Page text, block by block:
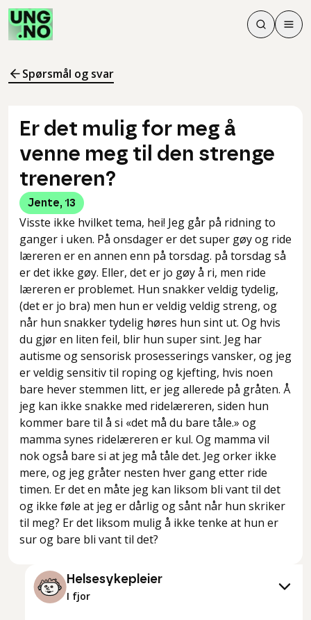
Søk
Søk
Meny
Spørsmål og svar
Er det mulig for meg å
venne meg til den strenge
treneren?
Jente, 13
Visste ikke hvilket tema, hei! Jeg går på ridning to
ganger i uken. På onsdager er det super gøy og ride
læreren er en annen enn på torsdag. på torsdag så
er det ikke gøy. Eller, det er jo gøy å ri, men ride
læreren er problemet. Hun snakker veldig tydelig,
(det er jo bra) men hun er veldig veldig streng, og
når hun snakker tydelig høres hun sint ut. Og hvis
du gjør en liten feil, blir hun super sint. Jeg har
autisme og sensorisk prosesserings vansker, og jeg
er veldig sensitiv til roping og kjefting, hvis noen
bare hever stemmen litt, er jeg allerede på gråten. Å
jeg kan ikke snakke med ridelæreren, siden hun
kommer bare til å si «det må du bare tåle.» og
mamma synes ridelæreren er kul. Og mamma vil
nok også bare si at jeg må tåle det. Jeg orker ikke
mere, og jeg gråter nesten hver gang etter ride
timen. Er det en måte jeg kan liksom bli vant til det
og ikke føle at jeg er dårlig og sånt når hun skriker
til meg? Er det liksom mulig å ikke tenke at hun er
sur og bare bli vant til det?
Helsesykepleier
I fjor